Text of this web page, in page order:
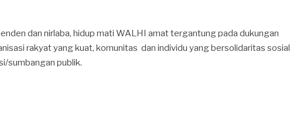
dan nirlaba, hidup mati WALHI amat tergantung pada dukungan
rakyat yang kuat, komunitas dan individu yang bersolidaritas sosial
sumbangan publik.